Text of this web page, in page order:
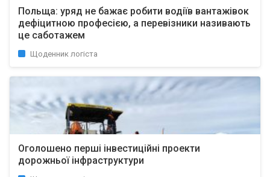
Польща: уряд не бажає робити водіїв вантажівок
дефіцитною професією, а перевізники називають
це саботажем
Щоденник логіста
Оголошено перші інвестиційні проекти
дорожньої інфраструктури